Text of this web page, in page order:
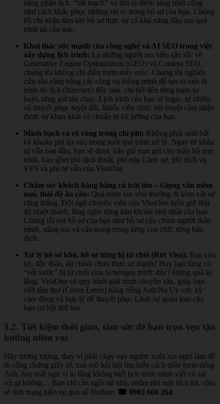
năng phân tích, “bắt mạch” và tìm ra điểm sáng nhất cũng
như cách khắc phục những rủi ro trong hồ sơ của bạn. Chúng
tôi chỉ nhận làm khi hồ sơ thực sự có khả năng đậu sau quá
trình tái cấu trúc.
Khai thác sức mạnh của công nghệ và AI SEO trong việc
xây dựng lịch trình: Là những người am hiểu sâu sắc về
Generative Engine Optimization (GEO) và Content SEO,
chúng tôi không chỉ điền form máy móc. Chúng tôi nghiên
cứu sâu rộng bằng các công cụ thông minh để tạo ra một lộ
trình du lịch (Itinerary) độc bản, chi tiết đến từng trạm xe
buýt, từng giờ tàu chạy. Lịch trình của bạn sẽ logic, tự nhiên
và thuyết phục tuyệt đối, khiến viên chức xét duyệt cảm nhận
được sự khao khát và chuẩn bị kỹ lưỡng của bạn.
Minh bạch và rõ ràng trong chi phí: Không phát sinh bất
kỳ khoản phí ẩn nào trong suốt quá trình xử lý. Ngay từ khâu
tư vấn ban đầu, bạn sẽ được báo giá trọn gói cho toàn bộ quy
trình, bao gồm phí dịch thuật, phí nộp Lãnh sự, phí dịch vụ
VFS và phí tư vấn của VisaOne.
Chăm sóc khách hàng bằng cả trái tim – Giọng văn mềm
mại, thái độ ân cần: Quá trình xin visa thường đi kèm với sự
căng thẳng. Đội ngũ chuyên viên của VisaOne luôn giữ thái
độ nhiệt thành, lắng nghe từng băn khoăn nhỏ nhất của bạn.
Chúng tôi coi hồ sơ của bạn như hồ sơ của chính người thân
mình, nâng niu và cẩn trọng trong từng con chữ, từng bản
dịch.
Xử lý hồ sơ khó, hồ sơ từng bị từ chối (Rớt Visa): Bạn còn
trẻ, độc thân, tài chính chưa thực sự mạnh? Hay bạn từng có
“vết xước” bị từ chối visa Schengen trước đây? Đừng quá lo
lắng. VisaOne có quy trình giải trình chuyên sâu, giúp bạn
viết tâm thư (Cover Letter) bằng tiếng Anh/Na Uy cực kỳ
cảm động và hợp lý để thuyết phục Lãnh sự quán trao cho
bạn cơ hội thứ hai.
3.2. Tiết kiệm thời gian, tâm sức để bạn trọn vẹn tận
hưởng niềm vui
Hãy tưởng tượng, thay vì phải chạy vạy ngược xuôi xin nghỉ làm để
đi công chứng giấy tờ, toát mồ hôi hột tìm hiểu cách điền form tiếng
Anh, hay mất ngủ vì lo lắng không biết lịch trình mình viết có sai
sót gì không… Bạn chỉ cần ngồi tại nhà, nhâm nhi một tách trà, chia
sẻ tình trạng hiện tại qua số Hotline: ☎ 0903 666 264.